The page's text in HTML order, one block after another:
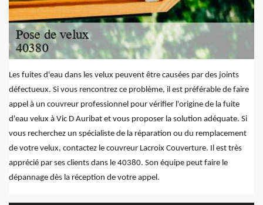
Les fuites d'eau dans les velux peuvent être causées par des joints
défectueux. Si vous rencontrez ce problème, il est préférable de faire
appel à un couvreur professionnel pour vérifier l'origine de la fuite
d'eau velux à Vic D Auribat et vous proposer la solution adéquate. Si
vous recherchez un spécialiste de la réparation ou du remplacement
de votre velux, contactez le couvreur Lacroix Couverture. Il est très
apprécié par ses clients dans le 40380. Son équipe peut faire le
dépannage dès la réception de votre appel.